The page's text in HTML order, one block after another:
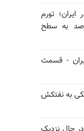
تورم
و بیکاری ۹.۱ درصد به سطح
- قسمت
به نفتکش